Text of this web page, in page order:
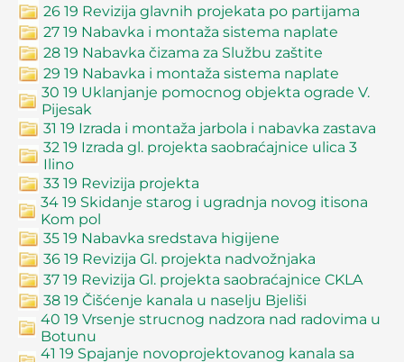
26 19 Revizija glavnih projekata po partijama
27 19 Nabavka i montaža sistema naplate
28 19 Nabavka čizama za Službu zaštite
29 19 Nabavka i montaža sistema naplate
30 19 Uklanjanje pomocnog objekta ograde V.
Pijesak
31 19 Izrada i montaža jarbola i nabavka zastava
32 19 Izrada gl. projekta saobraćajnice ulica 3
Ilino
33 19 Revizija projekta
34 19 Skidanje starog i ugradnja novog itisona
Kom pol
35 19 Nabavka sredstava higijene
36 19 Revizija Gl. projekta nadvožnjaka
37 19 Revizija Gl. projekta saobraćajnice CKLA
38 19 Čišćenje kanala u naselju Bjeliši
40 19 Vrsenje strucnog nadzora nad radovima u
Botunu
41 19 Spajanje novoprojektovanog kanala sa